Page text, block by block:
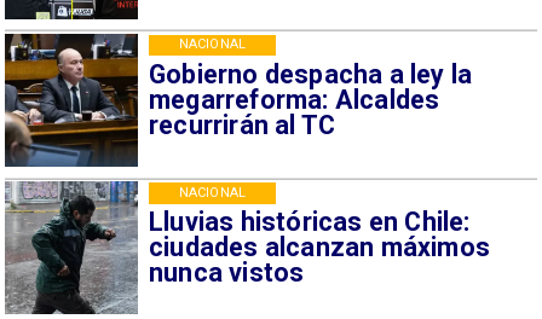
Gobierno despacha a ley la
megarreforma: Alcaldes
recurrirán al TC
NACIONAL
Lluvias históricas en Chile:
ciudades alcanzan máximos
nunca vistos
NACIONAL